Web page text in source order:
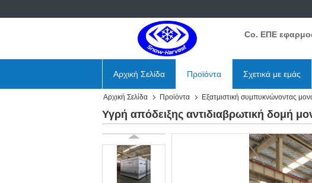
Co. ΕΠΕ
Αρχική Σελίδα Προϊόντα Σχετικά με εμάς
Αρχική Σελίδα Προϊόντα Εξατμιστική συμπυκνώνοντας
Υγρή απόδειξης αντιδιαβρωτική δομή